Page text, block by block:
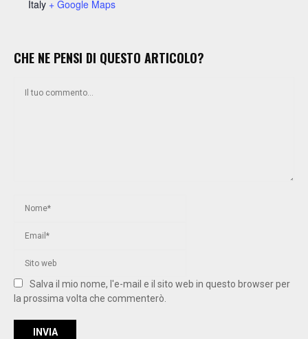
Italy + Google Maps
CHE NE PENSI DI QUESTO ARTICOLO?
Salva il mio nome, l'e-mail e il sito web in questo browser per
la prossima volta che commenterò.